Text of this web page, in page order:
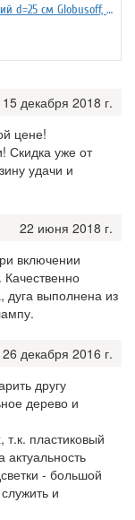
d=25 см Globusoff, 2
15 декабря 2018 г.
цене!
Скидка уже от
удачи и
22 июня 2018 г.
включении
Качественно
дуга выполнена из
26 декабря 2016 г.
другу
дерево и
т.к. пластиковый
- большой
и